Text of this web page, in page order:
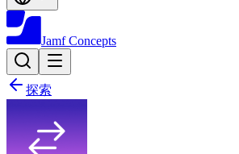
Jamf Concepts
探索